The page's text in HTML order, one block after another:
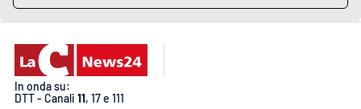
In onda su:
DTT - Canali 11, 17 e 111